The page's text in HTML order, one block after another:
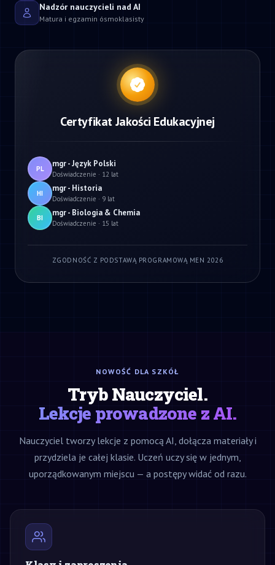
Nadzór nauczycieli nad AI
Matura i egzamin ósmoklasisty
Certyfikat Jakości Edukacyjnej
PL mgr - Język Polski
Doświadczenie · 12 lat
HI mgr - Historia
Doświadczenie · 9 lat
BI mgr - Biologia & Chemia
Doświadczenie · 15 lat
ZGODNOŚĆ Z PODSTAWĄ PROGRAMOWĄ MEN 2026
NOWOŚĆ DLA SZKÓŁ
Tryb Nauczyciel.
Lekcje prowadzone z AI.
Nauczyciel tworzy lekcje z pomocą AI, dołącza materiały i
przydziela je całej klasie. Uczeń uczy się w jednym,
uporządkowanym miejscu — a postępy widać od razu.